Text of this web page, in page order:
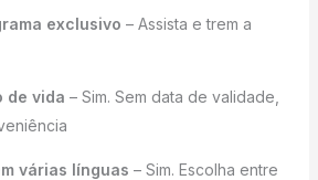
exclusivo – Assista e trem a
de vida – Sim. Sem data de validade,
várias línguas – Sim. Escolha entre